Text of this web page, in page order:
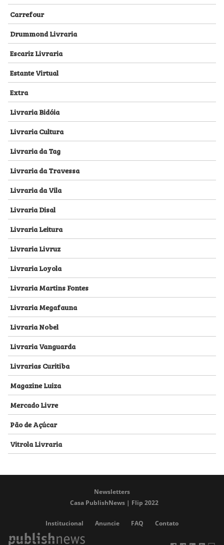
Carrefour
Drummond Livraria
Escariz Livraria
Estante Virtual
Extra
Livraria Bidóia
Livraria Cultura
Livraria da Tag
Livraria da Travessa
Livraria da Vila
Livraria Disal
Livraria Leitura
Livraria Livruz
Livraria Loyola
Livraria Martins Fontes
Livraria Megafauna
Livraria Nobel
Livraria Vanguarda
Livrarias Curitiba
Magazine Luiza
Mercado Livre
Pão de Açúcar
Vitrola Livraria
Newsletters
Casa PublishNews | Flip 2022
Institucional Anuncie FAQ Contato